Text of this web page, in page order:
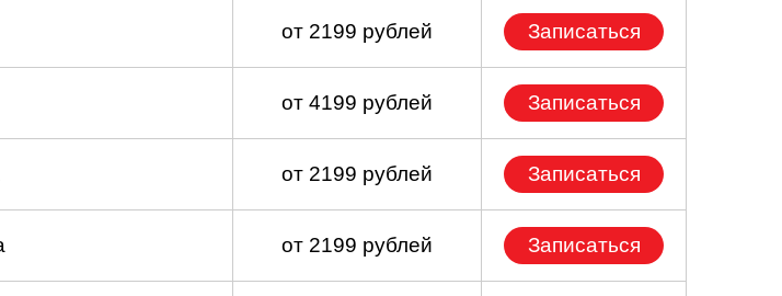
от 2199 рублей Записаться
от 4199 рублей Записаться
от 2199 рублей Записаться
от 2199 рублей Записаться